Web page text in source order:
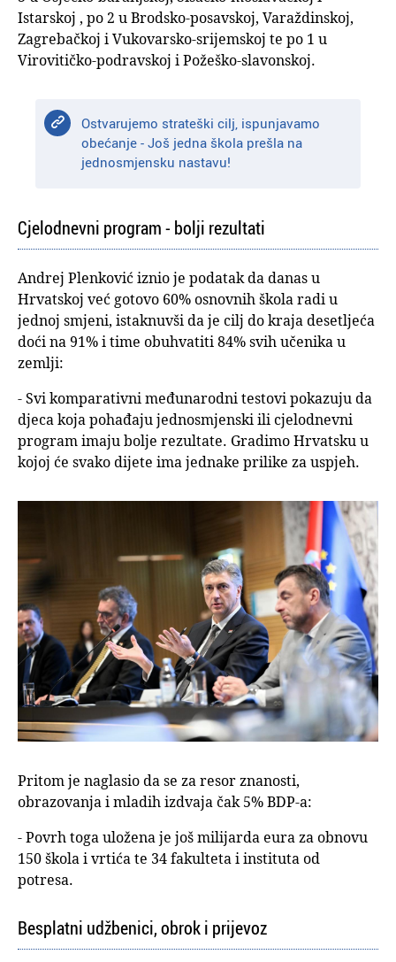
Istarskoj , po 2 u Brodsko-posavskoj, Varaždinskoj,
Zagrebačkoj i Vukovarsko-srijemskoj te po 1 u
Virovitičko-podravskoj i Požeško-slavonskoj.
Ostvarujemo strateški cilj, ispunjavamo
obećanje - Još jedna škola prešla na
jednosmjensku nastavu!
Cjelodnevni program - bolji rezultati
Andrej Plenković iznio je podatak da danas u
Hrvatskoj već gotovo 60% osnovnih škola radi u
jednoj smjeni, istaknuvši da je cilj do kraja desetljeća
doći na 91% i time obuhvatiti 84% svih učenika u
zemlji:
- Svi komparativni međunarodni testovi pokazuju da
djeca koja pohađaju jednosmjenski ili cjelodnevni
program imaju bolje rezultate. Gradimo Hrvatsku u
kojoj će svako dijete ima jednake prilike za uspjeh.
Pritom je naglasio da se za resor znanosti,
obrazovanja i mladih izdvaja čak 5% BDP-a:
- Povrh toga uložena je još milijarda eura za obnovu
150 škola i vrtića te 34 fakulteta i instituta od
potresa.
Besplatni udžbenici, obrok i prijevoz